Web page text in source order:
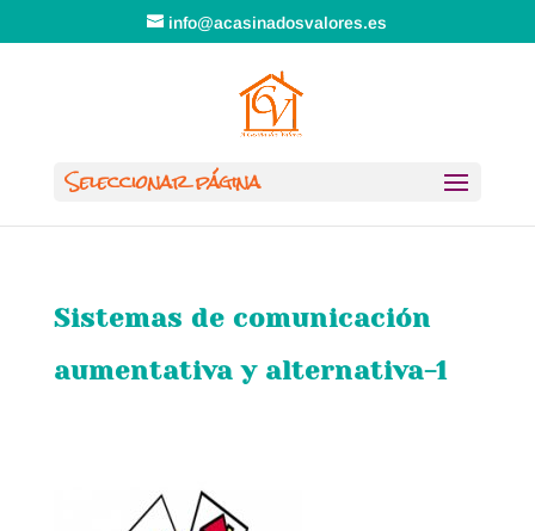
info@acasinadosvalores.es
Seleccionar página
Sistemas de comunicación
aumentativa y alternativa-1